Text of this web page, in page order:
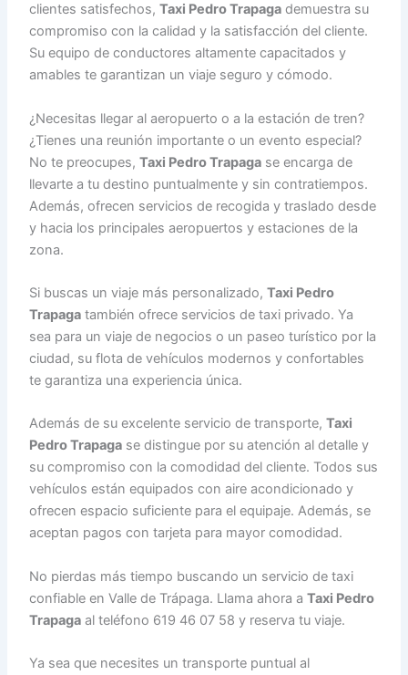
clientes satisfechos,Taxi Pedro Trapaga demuestra su
compromiso con la calidad y la satisfacción del cliente.
Su equipo de conductores altamente capacitados y
amables te garantizan un viaje seguro y cómodo.
¿Necesitas llegar al aeropuerto o a la estación de tren?
¿Tienes una reunión importante o un evento especial?
No te preocupes,Taxi Pedro Trapaga se encarga de
llevarte a tu destino puntualmente y sin contratiempos.
Además, ofrecen servicios de recogida y traslado desde
y hacia los principales aeropuertos y estaciones de la
zona.
Si buscas un viaje más personalizado,Taxi Pedro
Trapaga también ofrece servicios de taxi privado. Ya
sea para un viaje de negocios o un paseo turístico por la
ciudad, su flota de vehículos modernos y confortables
te garantiza una experiencia única.
Además de su excelente servicio de transporte,Taxi
Pedro Trapaga se distingue por su atención al detalle y
su compromiso con la comodidad del cliente. Todos sus
vehículos están equipados con aire acondicionado y
ofrecen espacio suficiente para el equipaje. Además, se
aceptan pagos con tarjeta para mayor comodidad.
No pierdas más tiempo buscando un servicio de taxi
confiable en Valle de Trápaga. Llama ahora aTaxi Pedro
Trapaga al teléfono 619 46 07 58 y reserva tu viaje.
Ya sea que necesites un transporte puntual al